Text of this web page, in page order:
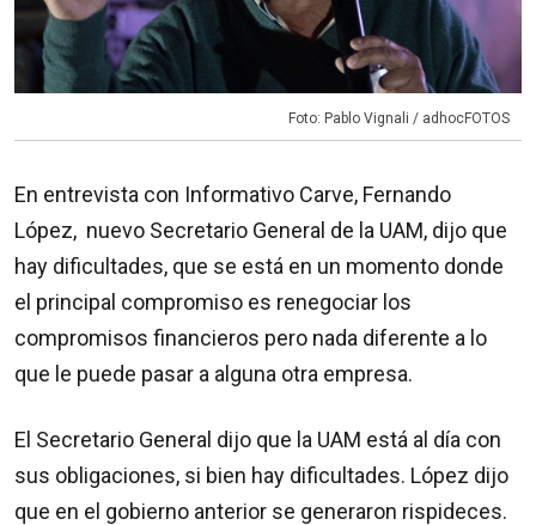
Foto: Pablo Vignali / adhocFOTOS
En entrevista con Informativo Carve, Fernando
López, nuevo Secretario General de la UAM, dijo que
hay dificultades, que se está en un momento donde
el principal compromiso es renegociar los
compromisos financieros pero nada diferente a lo
que le puede pasar a alguna otra empresa.
El Secretario General dijo que la UAM está al día con
sus obligaciones, si bien hay dificultades. López dijo
que en el gobierno anterior se generaron rispideces.